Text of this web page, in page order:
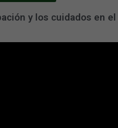
y los cuidados en